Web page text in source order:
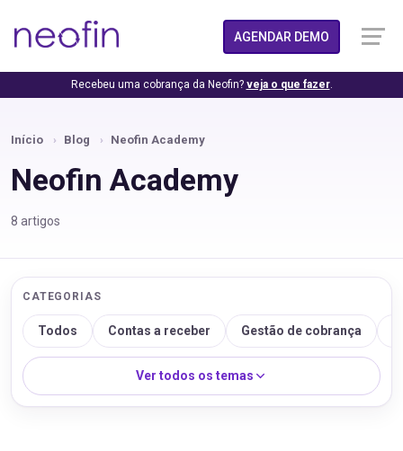
AGENDAR DEMO
Recebeu uma cobrança da Neofin? veja o que fazer.
Início Blog Neofin Academy
Neofin Academy
8 artigos
CATEGORIAS
Todos Contas a receber Gestão de cobrança
Ver todos os temas